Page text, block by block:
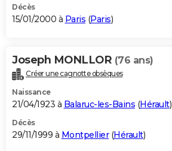
Décès
15/01/2000 à Paris (Paris)
Joseph MONLLOR (76 ans)
Créer une cagnotte obsèques
Naissance
21/04/1923 à Balaruc-les-Bains (Hérault)
Décès
29/11/1999 à Montpellier(Hérault)